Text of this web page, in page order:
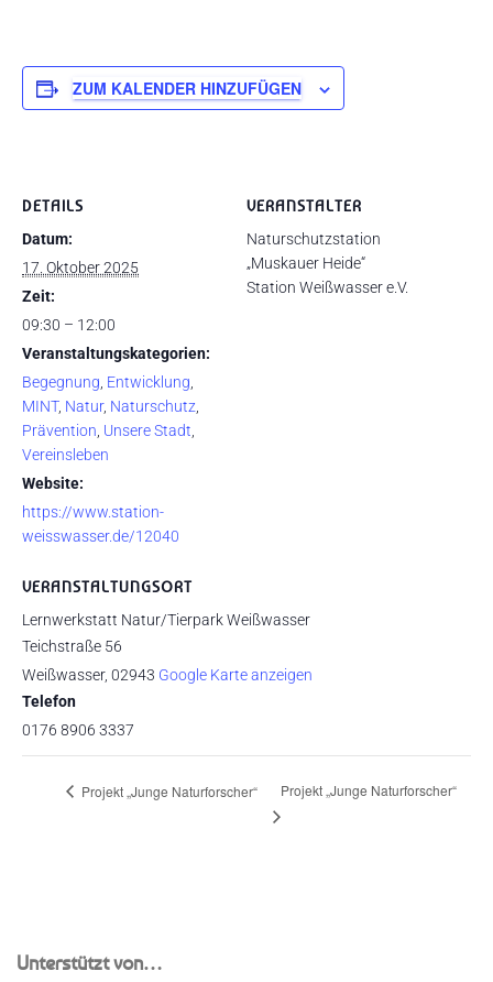
ZUM KALENDER HINZUFÜGEN
DETAILS
Datum:
17. Oktober 2025
Zeit:
09:30 – 12:00
Veranstaltungskategorien:
Begegnung Entwicklung
MINT, Natur, Naturschutz
Prävention Unsere Stadt
Vereinsleben
Website:
https://www.station-
weisswasser.de/12040
VERANSTALTUNGSORT
Lernwerkstatt Natur/Tierpark Weißwasser
Teichstraße 56
Weißwasser, 02943 Google Karte anzeigen
Telefon
0176 8906 3337
VERANSTALTER
Naturschutzstation
„Muskauer Heide“
Station Weißwasser e.V.
Projekt „Junge Naturforscher“ Projekt „Junge Naturforscher“
Unterstützt von…